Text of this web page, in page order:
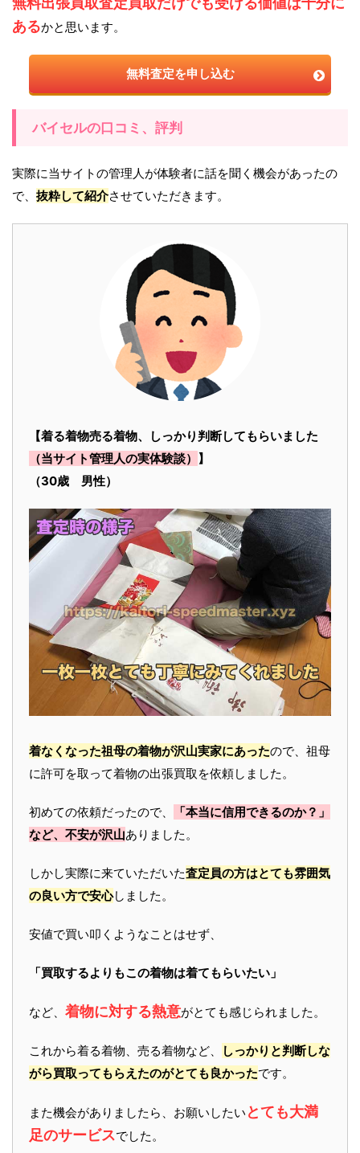
あるかと思います。
無料査定を申し込む
バイセルの口コミ、評判
実際に当サイトの管理人が体験者に話を聞く機会があったの
で、 抜粋して紹介させていただきます。
【着る着物売る着物、しっかり判断してもらいました
（当サイト管理人の実体験談） 】
（30歳 男性）
着なくなった祖母の着物が沢山実家にあったので、祖母
に許可を取って着物の出張買取を依頼しました。
初めての依頼だったので、
「本当に信用できるのか？」
など、不安が沢山ありました。
しかし実際に来ていただいた査定員の方はとても雰囲気
の良い方で安心しました。
安値で買い叩くようなことはせず、
「買取するよりもこの着物は着てもらいたい」
など、 着物に対する熱意がとても感じられました。
これから着る着物、売る着物など、
しっかりと判断しな
がら買取ってもらえたのがとても良かったです。
また機会がありましたら、お願いしたい とても大満
足のサービスでした。